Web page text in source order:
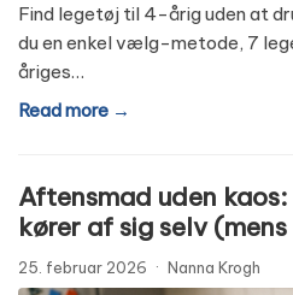
Find legetøj til 4-årig uden at
du en enkel vælg-metode, 7
åriges…
Read more →
Aftensmad uden
kører af sig selv
25. februar 2026 · Nanna Krogh